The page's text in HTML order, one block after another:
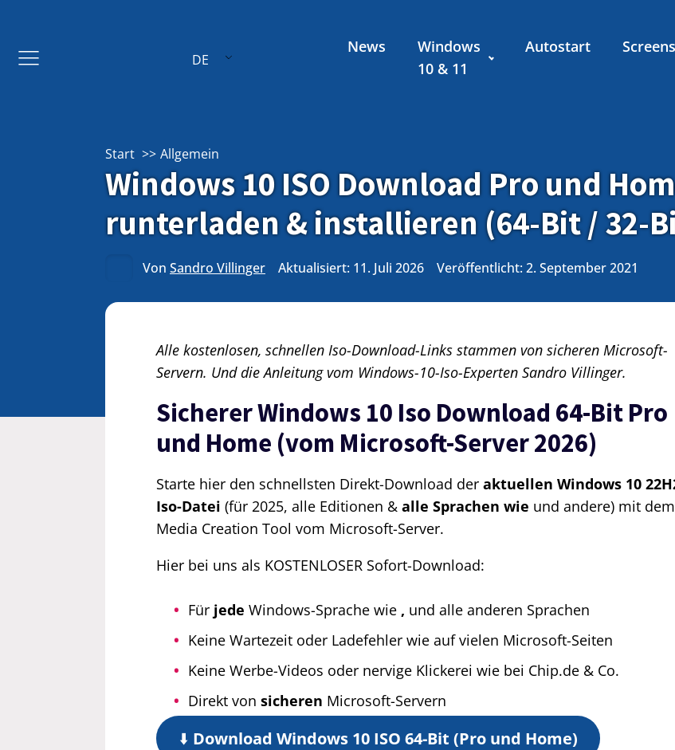
DE
News
Windows
10 & 11
Autostart
Start Allgemein
Windows 10 ISO Download Pro und
runterladen & installieren (64-Bit / 32-
Von Sandro Villinger Aktualisiert: 11. Juli 2026 Veröffentlicht:2. September 2021
Alle kostenlosen, schnellen Iso-Download-Links stammen von sicheren Microsoft-
Servern. Und die Anleitung vom Windows-10-Iso-Experten Sandro Villinger.
Sicherer Windows 10 Iso Download 64-Bit Pro
und Home (vom Microsoft-Server 2026)
Starte hier den schnellsten Direkt-Download der aktuellen Windows 10
Iso-Datei (für 2025, alle Editionen & alle Sprachen wie und andere) mit dem
Media Creation Tool vom Microsoft-Server.
Hier bei uns als KOSTENLOSER Sofort-Download:
Für jede Windows-Sprache wie , und alle anderen Sprachen
Keine Wartezeit oder Ladefehler wie auf vielen Microsoft-Seiten
Keine Werbe-Videos oder nervige Klickerei wie bei Chip.de & Co.
Direkt von sicheren Microsoft-Servern
⬇️ Download Windows 10 ISO 64-Bit (Pro und Home)